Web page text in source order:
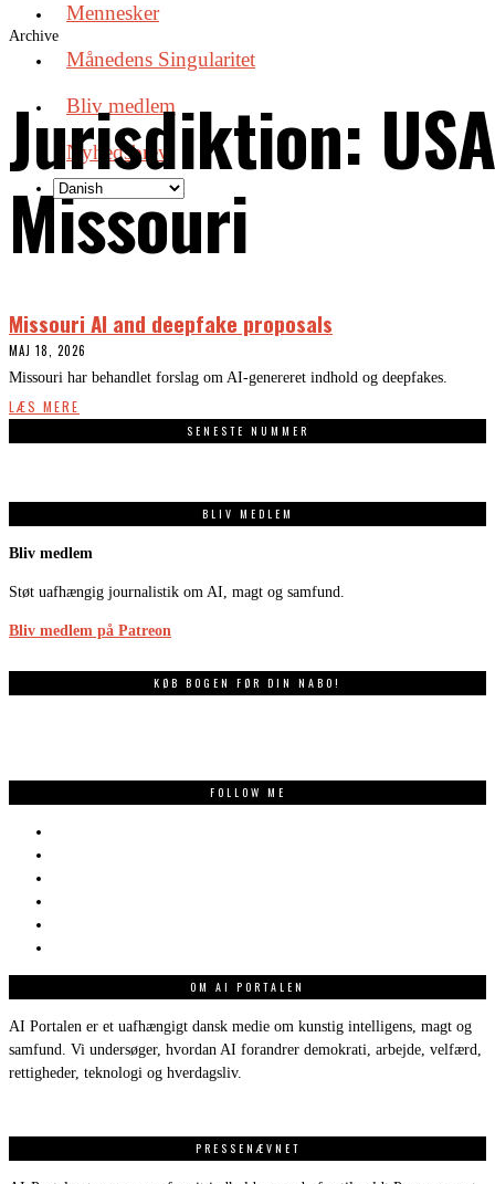
Mennesker
Månedens Singularitet
Bliv medlem
Nyhedsbrev
Archive
Jurisdiktion:
Missouri
Missouri AI and deepfake proposals
MAJ 18, 2026
Missouri har behandlet forslag om AI-genereret indhold og deepfakes.
LÆS MERE
SENESTE NUMMER
BLIV MEDLEM
Bliv medlem
Støt uafhængig journalistik om AI, magt og samfund.
Bliv medlem på Patreon
KØB BOGEN FØR DIN NABO!
FOLLOW ME
OM AI PORTALEN
AI Portalen er et uafhængigt dansk medie om kunstig intelligens, magt og
samfund. Vi undersøger, hvordan AI forandrer demokrati, arbejde, velfærd,
rettigheder, teknologi og hverdagsliv.
PRESSENÆVNET